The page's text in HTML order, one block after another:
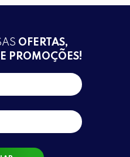
OFERTAS,
PROMOÇÕES!